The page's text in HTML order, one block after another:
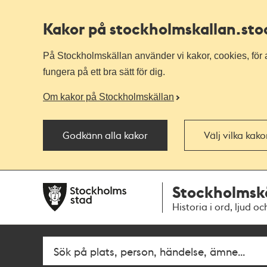
Kakor på stockholmskallan
På Stockholmskällan använder vi kakor, cookies,
fungera på ett bra sätt för dig.
Om kakor på Stockholmskällan
Godkänn alla kakor Välj vilka
navigationen
huvudinnehållet
Historia i ord, ljud
Fritextsök